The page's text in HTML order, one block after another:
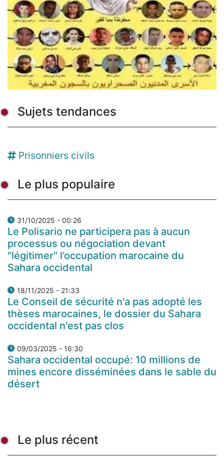
Sujets tendances
Prisonniers civils
Le plus populaire
31/10/2025 - 00:26
Le Polisario ne participera pas à aucun
processus ou négociation devant
"légitimer" l’occupation marocaine du
Sahara occidental
18/11/2025 - 21:33
Le Conseil de sécurité n'a pas adopté les
thèses marocaines, le dossier du Sahara
occidental n'est pas clos
09/03/2025 - 16:30
Sahara occidental occupé: 10 millions de
mines encore disséminées dans le sable du
désert
Le plus récent